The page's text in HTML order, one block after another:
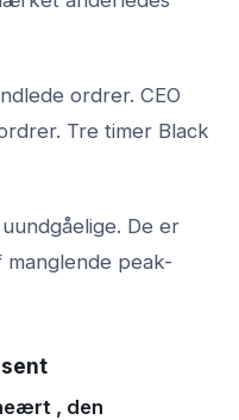
ordrer. CEO
Tre timer Black
De er
peak-
, den